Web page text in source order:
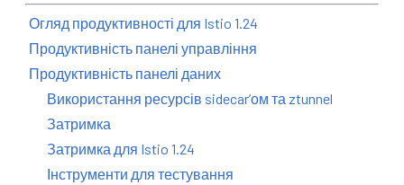
Огляд продуктивності для Istio 1.24
Продуктивність панелі управління
Продуктивність панелі даних
Використання ресурсів sidecarʼом та ztunnel
Затримка
Затримка для Istio 1.24
Інструменти для тестування